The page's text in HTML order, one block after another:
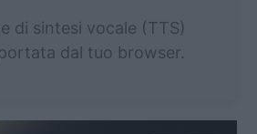
di sintesi vocale (TTS)
dal tuo browser.